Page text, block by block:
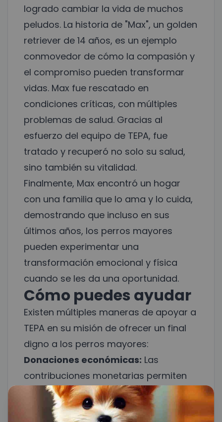
logrado cambiar la vida de muchos
peludos. La historia de "Max", un golden
retriever de 14 años, es un ejemplo
conmovedor de cómo la compasión y
el compromiso pueden transformar
vidas. Max fue rescatado en
condiciones críticas, con múltiples
problemas de salud. Gracias al
esfuerzo del equipo de TEPA, fue
tratado y recuperó no solo su salud,
sino también su vitalidad.
Finalmente, Max encontró un hogar
con una familia que lo ama y lo cuida,
demostrando que incluso en sus
últimos años, los perros mayores
pueden experimentar una
transformación emocional y física
cuando se les da una oportunidad.
Cómo puedes ayudar
Existen múltiples maneras de apoyar a
TEPA en su misión de ofrecer un final
digno a los perros mayores:
Donaciones económicas: Las
contribuciones monetarias permiten
cubrir los costos médicos, alimenticios
y de mantenimiento del refugio.